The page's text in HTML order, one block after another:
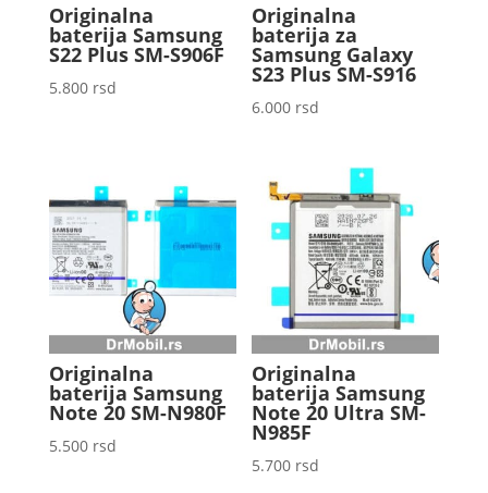
Originalna
baterija Samsung
S22 Plus SM-S906F
5.800 rsd
Originalna
baterija za
Samsung Galaxy
S23 Plus SM-S916
6.000 rsd
Originalna
baterija Samsung
Note 20 SM-N980F
5.500 rsd
Originalna
baterija Samsung
Note 20 Ultra SM-
N985F
5.700 rsd